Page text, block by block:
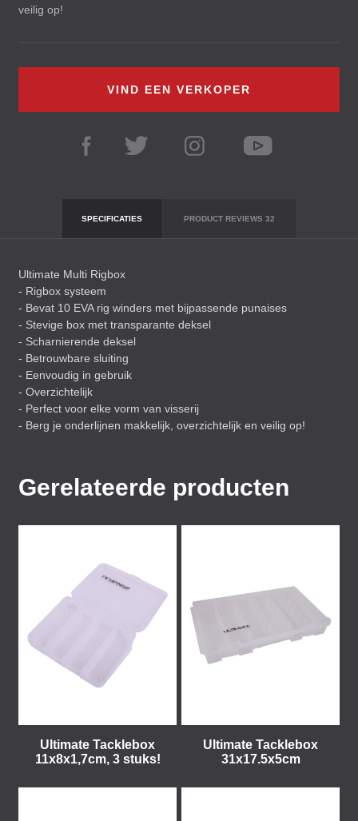
veilig op!
VIND EEN VERKOPER
SPECIFICATIES PRODUCT REVIEWS 32
Ultimate Multi Rigbox
- Rigbox systeem
- Bevat 10 EVArig winders met bijpassende punaises
- Stevige box met transparante deksel
- Scharnierende deksel
- Betrouwbare sluiting
- Eenvoudig in gebruik
- Overzichtelijk
- Perfect voor elke vorm van visserij
- Berg je onderlijnen makkelijk, overzichtelijk en veilig op!
Gerelateerde producten
Ultimate Tacklebox
11x8x1,7cm, 3 stuks!
Ultimate Tacklebox
31x17.5x5cm